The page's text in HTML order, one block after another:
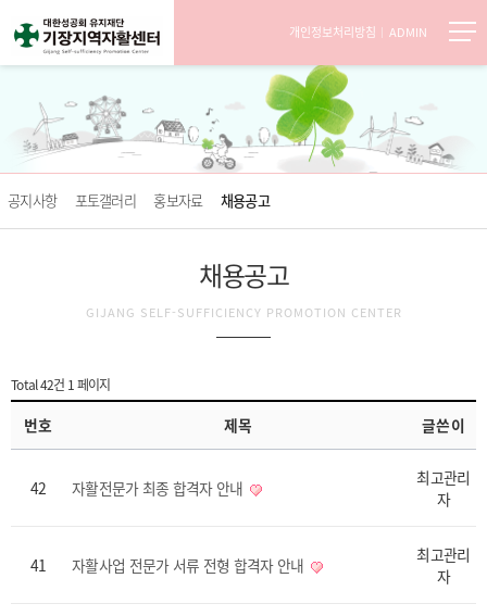
개인정보처리방침 ADMIN
공지사항 포토갤러리 홍보자료 채용공고
채용공고
GIJANG SELF-SUFFICIENCY PROMOTION CENTER
Total 42건 1 페이지
번호 제목 글쓴이
42 자활전문가 최종 합격자 안내
최고관리
자
41 자활사업 전문가 서류 전형 합격자 안내
최고관리
자